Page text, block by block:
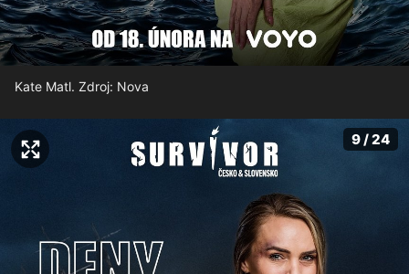
Kate Matl. Zdroj: Nova
9 / 24